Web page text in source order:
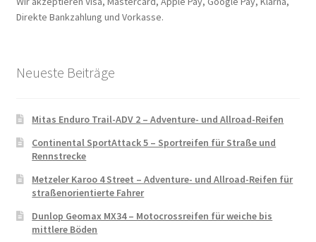
Direkte Bankzahlung und Vorkasse.
Neueste Beiträge
Mitas Enduro Trail-ADV 2 – Adventure- und Allroad-Reifen
Continental SportAttack 5 – Sportreifen für Straße und
Rennstrecke
Metzeler Karoo 4 Street – Adventure- und Allroad-Reifen für
straßenorientierte Fahrer
Dunlop Geomax MX34 – Motocrossreifen für weiche bis
mittlere Böden